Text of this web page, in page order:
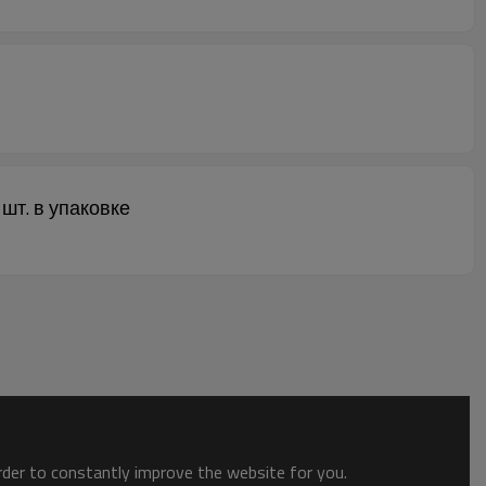
в упаковке
to constantly improve the website for you.